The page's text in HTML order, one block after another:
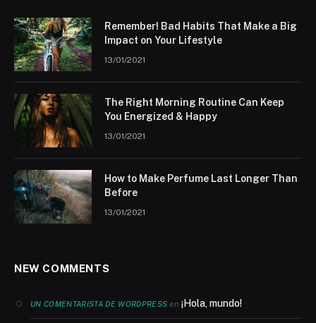
Remember! Bad Habits That Make a Big
Impact on Your Lifestyle
13/01/2021
The Right Morning Routine Can Keep
You Energized & Happy
13/01/2021
How to Make Perfume Last Longer Than
Before
13/01/2021
NEW COMMENTS
UN COMENTARISTA DE WORDPRESS en¡Hola, mundo!